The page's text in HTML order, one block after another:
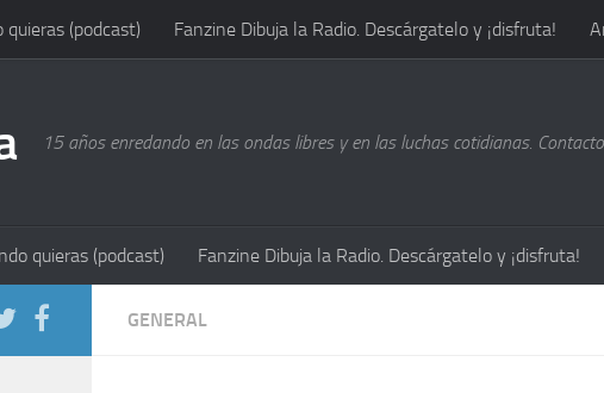
(podcast) Fanzine Dibuja la Radio. Descárgatelo y ¡disfruta!
15 años enredando en las ondas libres y en las luchas cotidianas.
quieras (podcast) Fanzine Dibuja la Radio. Descárgatelo y ¡disfruta!
GENERAL